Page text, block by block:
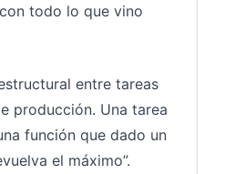
todo lo que vino
entre tareas
producción. Una tarea
función que dado un
el máximo”.